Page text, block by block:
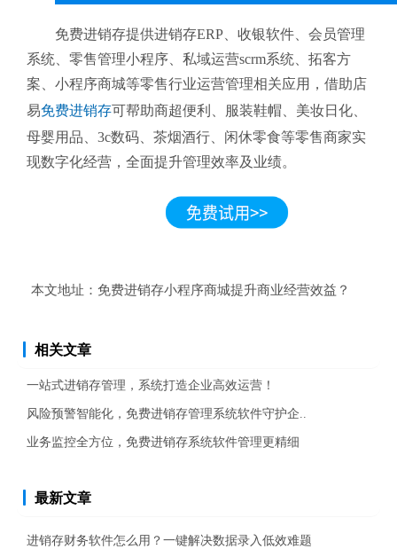
免费进销存提供进销存ERP、收银软件、会员管理
系统、零售管理小程序、私域运营scrm系统、拓客方
案、小程序商城等零售行业运营管理相关应用，借助店
易免费进销存可帮助商超便利、服装鞋帽、美妆日化、
母婴用品、3c数码、茶烟酒行、闲休零食等零售商家实
现数字化经营，全面提升管理效率及业绩。
本文地址： 免费进销存小程序商城提升商业经营效益？
相关文章
一站式进销存管理，系统打造企业高效运营！
风险预警智能化，免费进销存管理系统软件守护企..
业务监控全方位，免费进销存系统软件管理更精细
最新文章
进销存财务软件怎么用？一键解决数据录入低效难题